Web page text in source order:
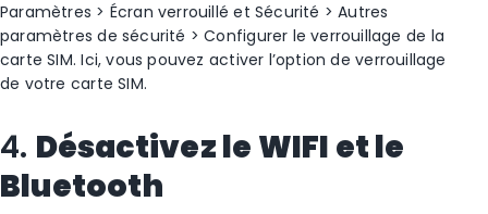
Paramètres > Écran verrouillé et Sécurité > Autres
paramètres de sécurité > Configurer le verrouillage de la
carte SIM. Ici, vous pouvez activer l’option de verrouillage
de votre carte SIM.
4. Désactivez le WIFI et le
Bluetooth